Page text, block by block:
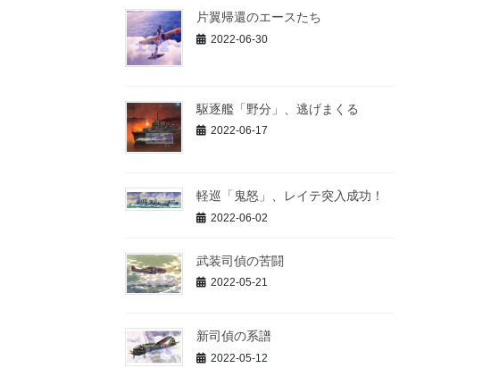
片翼帰還のエースたち
2022-06-30
駆逐艦「野分」、逃げまくる
2022-06-17
軽巡「鬼怒」、レイテ突入成功！
2022-06-02
武装司偵の苦闘
2022-05-21
新司偵の系譜
2022-05-12